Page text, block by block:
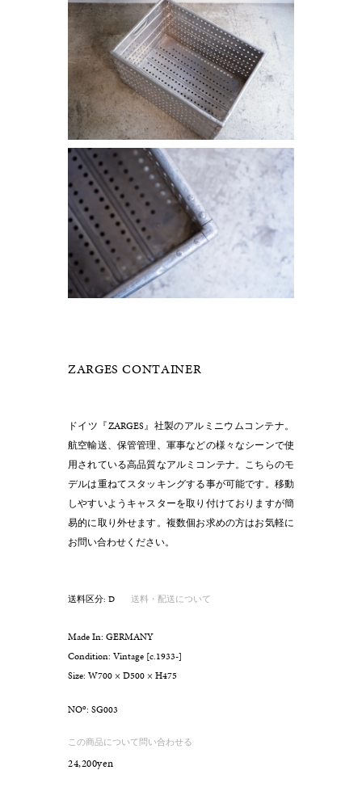
ZARGES CONTAINER
ドイツ『ZARGES』社製のアルミニウムコンテナ。
航空輸送、保管管理、軍事などの様々なシーンで使
用されている高品質なアルミコンテナ。こちらのモ
デルは重ねてスタッキングする事が可能です。移動
しやすいようキャスターを取り付けておりますが簡
易的に取り外せます。複数個お求めの方はお気軽に
お問い合わせください。
送料区分: D 送料・配送について
Made In: GERMANY
Condition: Vintage [c.1933-]
Size: W700 × D500 × H475
NOo: SG003
この商品について問い合わせる
24,200yen